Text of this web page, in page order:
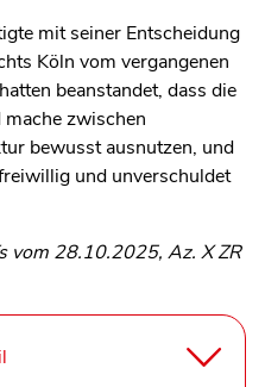
mit seiner Entscheidung
Köln vom vergangenen
beanstandet, dass die
zwischen
bewusst ausnutzen, und
und unverschuldet
vom 28.10.2025, Az. X ZR